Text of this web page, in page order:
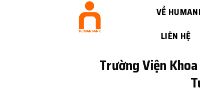
VỀ
LIÊN HỆ
Trường Viện